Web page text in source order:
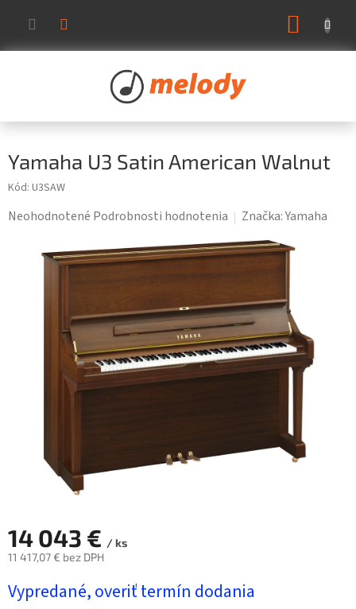
obsah
Yamaha U3 Satin American Walnut
Kód: U3SAW
Priemerné
produktu
hviezdičiek.
Neohodnotené Podrobnosti hodnotenia Značka:Yamaha
14 043 € / ks
11 417,07 € bez DPH
cena:
Vypredané, overiť termín dodania